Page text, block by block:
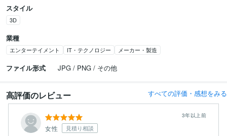
スタイル
3D
業種
エンターテイメント IT・テクノロジー メーカー・製造
ファイル形式 JPG / PNG / その他
高評価のレビュー すべての評価・感想をみる
女性 見積り相談
3年以上前